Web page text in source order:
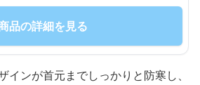
品の詳細を見る
インが首元までしっかりと防寒し、